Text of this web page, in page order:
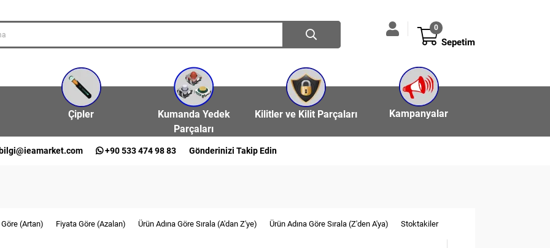
Sepetim
0
Çipler
Kumanda Yedek
Parçaları
Kilitler ve Kilit Parçaları Kampanyalar
+90 533 474 98 83 Gönderinizi Takip Edin
(Artan) Fiyata Göre (Azalan) Ürün Adına Göre Sırala (A'dan Z'ye) Ürün Adına Göre Sırala (Z'den A'ya) Stoktakiler